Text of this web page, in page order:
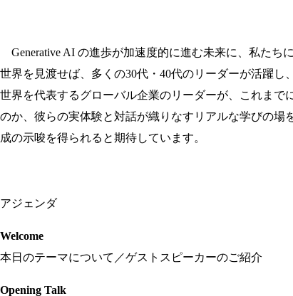
Generative AI の進歩が加速度的に進む未来に、私たち
世界を見渡せば、多くの30代・40代のリーダーが活躍し
世界を代表するグローバル企業のリーダーが、これま
のか、彼らの実体験と対話が織りなすリアルな学びの
成の示唆を得られると期待しています。
アジェンダ
Welcome
本日のテーマについて／ゲストスピーカーのご紹介
Opening Talk